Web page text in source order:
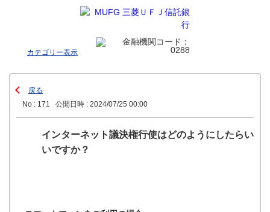
カテゴリー表示
戻る
No : 171
公開日時 : 2024/07/25 00:00
インターネット議決権行使はどのようにしたらい
いですか？